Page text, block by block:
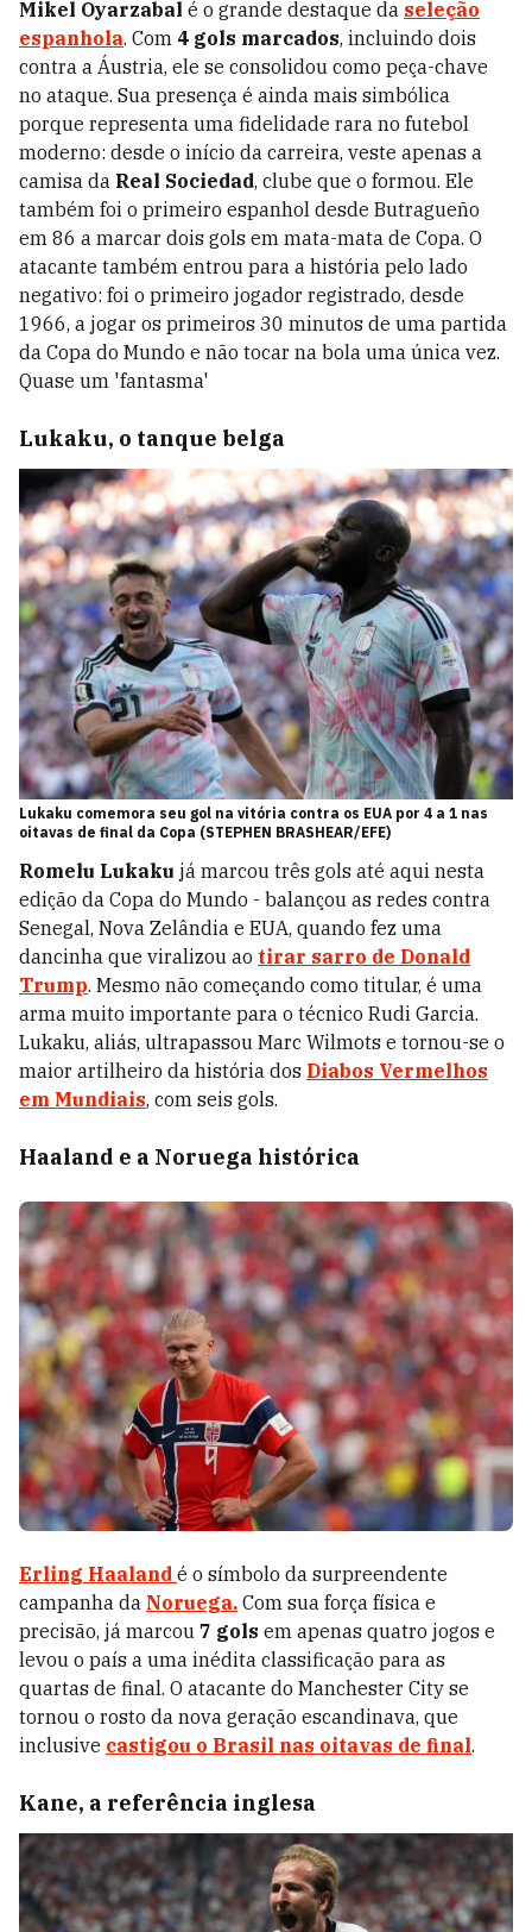
Mikel Oyarzabal é o grande destaque da seleção
espanhola. Com 4 gols marcados, incluindo dois
contra a Áustria, ele se consolidou como peça-chave
no ataque. Sua presença é ainda mais simbólica
porque representa uma fidelidade rara no futebol
moderno: desde o início da carreira, veste apenas a
camisa da Real Sociedad, clube que o formou. Ele
também foi o primeiro espanhol desde Butragueño
em 86 a marcar dois gols em mata-mata de Copa. O
atacante também entrou para a história pelo lado
negativo: foi o primeiro jogador registrado, desde
1966, a jogar os primeiros 30 minutos de uma partida
da Copa do Mundo e não tocar na bola uma única vez.
Quase um 'fantasma'
Lukaku, o tanque belga
Lukaku comemora seu gol na vitória contra os EUA por 4 a 1 nas
oitavas de final da Copa (STEPHEN BRASHEAR/EFE)
Romelu Lukaku já marcou três gols até aqui nesta
edição da Copa do Mundo - balançou as redes contra
Senegal, Nova Zelândia e EUA, quando fez uma
dancinha que viralizou ao tirar sarro de Donald
Trump. Mesmo não começando como titular, é uma
arma muito importante para o técnico Rudi Garcia.
Lukaku, aliás, ultrapassou Marc Wilmots e tornou-se o
maior artilheiro da história dos Diabos Vermelhos
em Mundiais, com seis gols.
Haaland e a Noruega histórica
Erling Haaland é o símbolo da surpreendente
campanha da Noruega. Com sua força física e
precisão, já marcou 7 gols em apenas quatro jogos e
levou o país a uma inédita classificação para as
quartas de final. O atacante do Manchester City se
tornou o rosto da nova geração escandinava, que
inclusive castigou o Brasil nas oitavas de final.
Kane, a referência inglesa